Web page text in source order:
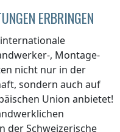
ERBRINGEN
, Montage-
nicht nur in der
, sondern auch auf
Union anbietet!
der Schweizerische